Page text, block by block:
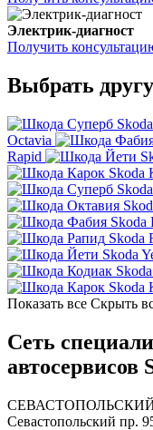
Электрик-диагност
Получить
Выбрать
Octavia
Rapid
Skoda
Skoda
Skoda
Skoda
Skoda
Показать все Скрыть
Сеть
Севастопольский пр.